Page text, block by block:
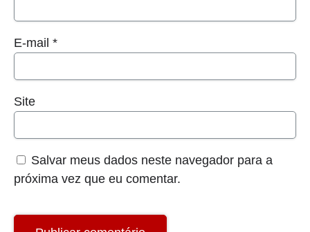
E-mail
Site
Salvar meus dados neste navegador para a
próxima vez que eu comentar.